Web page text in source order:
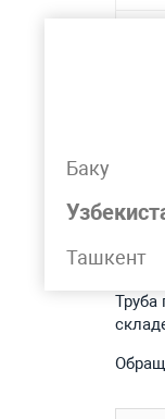
Баку
Ташкент
Труба